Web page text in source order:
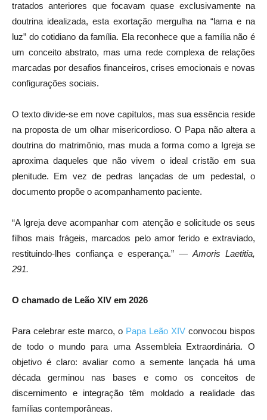
tratados anteriores que focavam quase exclusivamente na
doutrina idealizada, esta exortação mergulha na “lama e na
luz” do cotidiano da família. Ela reconhece que a família não é
um conceito abstrato, mas uma rede complexa de relações
marcadas por desafios financeiros, crises emocionais e novas
configurações sociais.
O texto divide-se em nove capítulos, mas sua essência reside
na proposta de um olhar misericordioso. O Papa não altera a
doutrina do matrimônio, mas muda a forma como a Igreja se
aproxima daqueles que não vivem o ideal cristão em sua
plenitude. Em vez de pedras lançadas de um pedestal, o
documento propõe o acompanhamento paciente.
“A Igreja deve acompanhar com atenção e solicitude os seus
filhos mais frágeis, marcados pelo amor ferido e extraviado,
restituindo-lhes confiança e esperança.” — Amoris Laetitia,
291.
O chamado de Leão XIV em 2026
Para celebrar este marco, o Papa Leão XIV convocou bispos
de todo o mundo para uma Assembleia Extraordinária. O
objetivo é claro: avaliar como a semente lançada há uma
década germinou nas bases e como os conceitos de
discernimento e integração têm moldado a realidade das
famílias contemporâneas.